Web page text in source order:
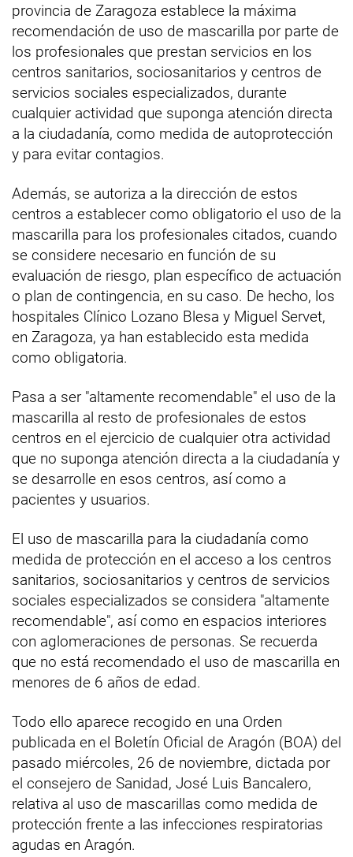
provincia de Zaragoza establece la máxima
recomendación de uso de mascarilla por parte de
los profesionales que prestan servicios en los
centros sanitarios, sociosanitarios y centros de
servicios sociales especializados, durante
cualquier actividad que suponga atención directa
a la ciudadanía, como medida de autoprotección
y para evitar contagios.
Además, se autoriza a la dirección de estos
centros a establecer como obligatorio el uso de la
mascarilla para los profesionales citados, cuando
se considere necesario en función de su
evaluación de riesgo, plan específico de actuación
o plan de contingencia, en su caso. De hecho, los
hospitales Clínico Lozano Blesa y Miguel Servet,
en Zaragoza, ya han establecido esta medida
como obligatoria.
Pasa a ser "altamente recomendable" el uso de la
mascarilla al resto de profesionales de estos
centros en el ejercicio de cualquier otra actividad
que no suponga atención directa a la ciudadanía y
se desarrolle en esos centros, así como a
pacientes y usuarios.
El uso de mascarilla para la ciudadanía como
medida de protección en el acceso a los centros
sanitarios, sociosanitarios y centros de servicios
sociales especializados se considera "altamente
recomendable", así como en espacios interiores
con aglomeraciones de personas. Se recuerda
que no está recomendado el uso de mascarilla en
menores de 6 años de edad.
Todo ello aparece recogido en una Orden
publicada en el Boletín Oficial de Aragón (BOA) del
pasado miércoles, 26 de noviembre, dictada por
el consejero de Sanidad, José Luis Bancalero,
relativa al uso de mascarillas como medida de
protección frente a las infecciones respiratorias
agudas en Aragón.